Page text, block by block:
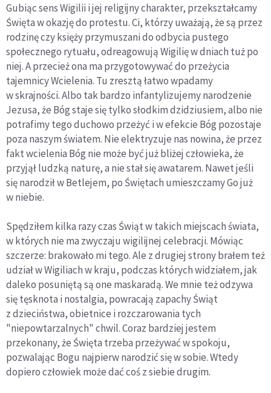
Gubiąc sens Wigilii i jej religijny charakter, przekształcamy
Święta w okazję do protestu. Ci, którzy uważają, że są przez
rodzinę czy księży przymuszani do odbycia pustego
społecznego rytuału, odreagowują Wigilię w dniach tuż po
niej. A przecież ona ma przygotowywać do przeżycia
tajemnicy Wcielenia. Tu zresztą łatwo wpadamy
w skrajności. Albo tak bardzo infantylizujemy narodzenie
Jezusa, że Bóg staje się tylko słodkim dzidziusiem, albo nie
potrafimy tego duchowo przeżyć i w efekcie Bóg pozostaje
poza naszym światem. Nie elektryzuje nas nowina, że przez
fakt wcielenia Bóg nie może być już bliżej człowieka, że
przyjął ludzką naturę, a nie stał się awatarem. Nawet jeśli
się narodził w Betlejem, po Świętach umieszczamy Go już
w niebie.
Spędziłem kilka razy czas Świąt w takich miejscach świata,
w których nie ma zwyczaju wigilijnej celebracji. Mówiąc
szczerze: brakowało mi tego. Ale z drugiej strony brałem też
udział w Wigiliach w kraju, podczas których widziałem, jak
daleko posuniętą są one maskaradą. We mnie też odzywa
się tęsknota i nostalgia, powracają zapachy Świąt
z dzieciństwa, obietnice i rozczarowania tych
"niepowtarzalnych" chwil. Coraz bardziej jestem
przekonany, że Święta trzeba przeżywać w spokoju,
pozwalając Bogu najpierw narodzić się w sobie. Wtedy
dopiero człowiek może dać coś z siebie drugim.